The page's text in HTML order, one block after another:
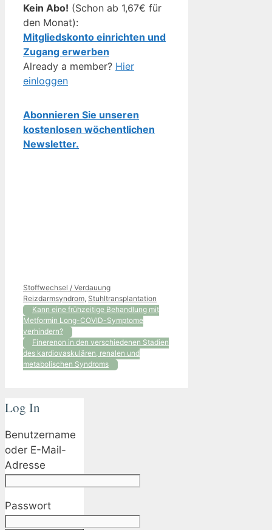
Kein Abo! (Schon ab 1,67€ für
den Monat):
Mitgliedskonto einrichten und
Zugang erwerben
Already a member? Hier
einloggen
Abonnieren Sie unseren
kostenlosen wöchentlichen
Newsletter.
Kategorien
Stoffwechsel / VerdauungSchlagwörter
Reizdarmsyndrom Stuhltransplantation
Kann eine frühzeitige Behandlung mit
Metformin Long-COVID-Symptome
verhindern?
Finerenon in den verschiedenen Stadien
des kardiovaskulären, renalen und
metabolischen Syndroms
Log In
Benutzername
oder E-Mail-
Adresse
Passwort